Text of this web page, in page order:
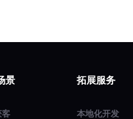
景
客
拓展服务
本地化开发